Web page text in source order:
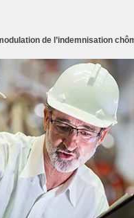
de l’indemnisation